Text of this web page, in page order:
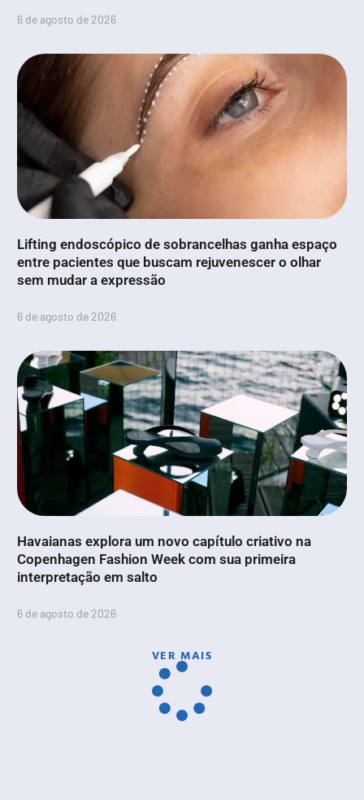
6 de agosto de 2026
Lifting endoscópico de sobrancelhas ganha espaço
entre pacientes que buscam rejuvenescer o olhar
sem mudar a expressão
6 de agosto de 2026
Havaianas explora um novo capítulo criativo na
Copenhagen Fashion Week com sua primeira
interpretação em salto
6 de agosto de 2026
VER MAIS